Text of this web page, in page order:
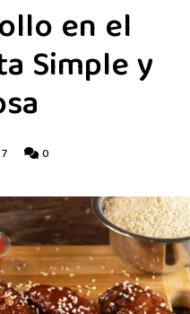
en el
Simple y
7 0